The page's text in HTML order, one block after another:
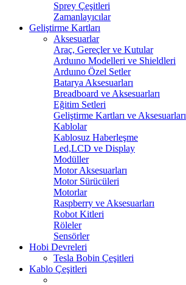
Sprey Çeşitleri
Zamanlayıcılar
Geliştirme Kartları
Aksesuarlar
Araç, Gereçler ve Kutular
Arduıno Modelleri ve Shieldleri
Arduıno Özel Setler
Batarya Aksesuarları
Breadboard ve Aksesuarları
Eğitim Setleri
Geliştirme Kartları ve Aksesuarları
Kablolar
Kablosuz Haberleşme
Led,LCD ve Display
Modüller
Motor Aksesuarları
Motor Sürücüleri
Motorlar
Raspberry ve Aksesuarları
Robot Kitleri
Röleler
Sensörler
Hobi Devreleri
Tesla Bobin Çeşitleri
Kablo Çeşitleri